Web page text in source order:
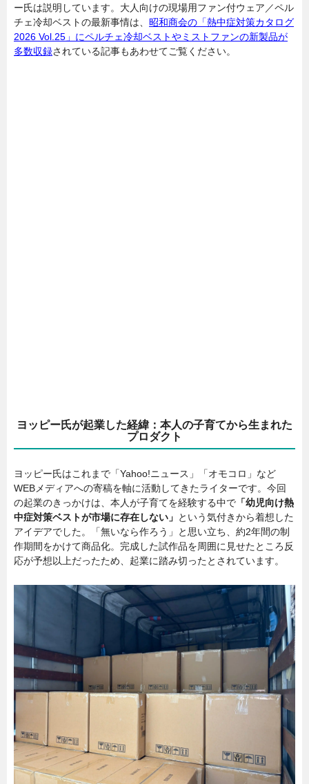
ー氏は説明しています。大人向けの現場用ファン付ウェア／ペル
チェ冷却ベストの最新事情は、 昭和商会の「熱中症対策カタログ
2026 Vol.25」にペルチェ冷却ベストやミストファンの新製品が
多数収録されている記事もあわせてご覧ください。
ヨッピー氏が起業した経緯：本人の子育てから生まれた
プロダクト
ヨッピー氏はこれまで「Yahoo!ニュース」「オモコロ」など
WEBメディアへの寄稿を軸に活動してきたライターです。今回
の起業のきっかけは、本人が子育てを経験する中で 「幼児向け熱
中症対策ベストが市場に存在しない」 という気付きから着想した
アイデアでした。「無いなら作ろう」と思い立ち、約2年間の制
作期間をかけて商品化。完成した試作品を周囲に見せたところ反
応が予想以上だったため、起業に踏み切ったとされています。